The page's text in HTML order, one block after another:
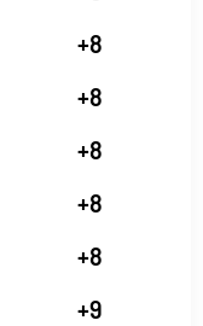
+8
+8
+8
+8
+8
+9